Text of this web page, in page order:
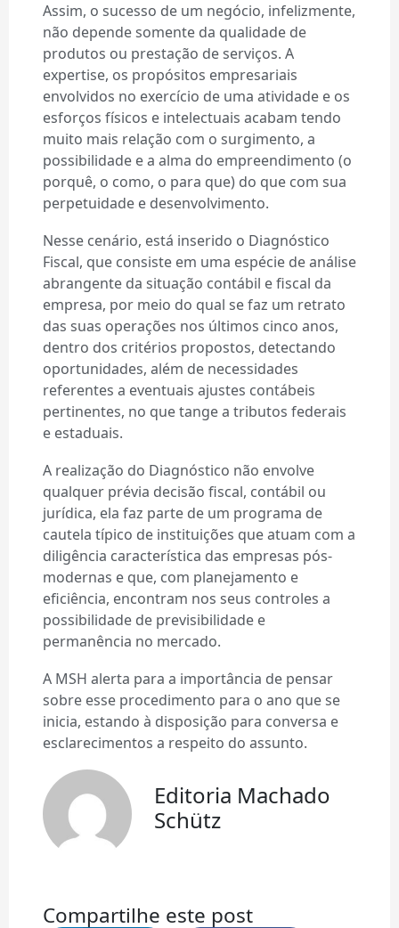
Assim, o sucesso de um negócio, infelizmente,
não depende somente da qualidade de
produtos ou prestação de serviços. A
expertise, os propósitos empresariais
envolvidos no exercício de uma atividade e os
esforços físicos e intelectuais acabam tendo
muito mais relação com o surgimento, a
possibilidade e a alma do empreendimento (o
porquê, o como, o para que) do que com sua
perpetuidade e desenvolvimento.
Nesse cenário, está inserido o Diagnóstico
Fiscal, que consiste em uma espécie de análise
abrangente da situação contábil e fiscal da
empresa, por meio do qual se faz um retrato
das suas operações nos últimos cinco anos,
dentro dos critérios propostos, detectando
oportunidades, além de necessidades
referentes a eventuais ajustes contábeis
pertinentes, no que tange a tributos federais
e estaduais.
A realização do Diagnóstico não envolve
qualquer prévia decisão fiscal, contábil ou
jurídica, ela faz parte de um programa de
cautela típico de instituições que atuam com a
diligência característica das empresas pós-
modernas e que, com planejamento e
eficiência, encontram nos seus controles a
possibilidade de previsibilidade e
permanência no mercado.
A MSH alerta para a importância de pensar
sobre esse procedimento para o ano que se
inicia, estando à disposição para conversa e
esclarecimentos a respeito do assunto.
Editoria Machado
Schütz
Compartilhe este post